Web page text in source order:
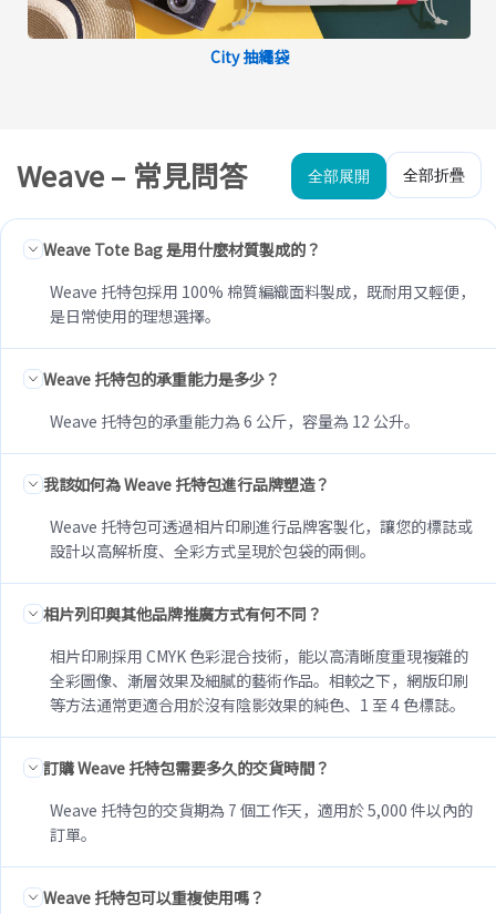
City 抽繩袋
Weave – 常見問答 全部展開 全部折疊
Weave Tote Bag 是用什麼材質製成的？
Weave 托特包採用 100% 棉質編織面料製成，既耐用又輕便，
是日常使用的理想選擇。
Weave 托特包的承重能力是多少？
Weave 托特包的承重能力為 6 公斤，容量為 12 公升。
我該如何為 Weave 托特包進行品牌塑造？
Weave 托特包可透過相片印刷進行品牌客製化，讓您的標誌或
設計以高解析度、全彩方式呈現於包袋的兩側。
相片列印與其他品牌推廣方式有何不同？
相片印刷採用 CMYK 色彩混合技術，能以高清晰度重現複雜的
全彩圖像、漸層效果及細膩的藝術作品。相較之下，網版印刷
等方法通常更適合用於沒有陰影效果的純色、1 至 4 色標誌。
訂購 Weave 托特包需要多久的交貨時間？
Weave 托特包的交貨期為 7 個工作天，適用於 5,000 件以內的
訂單。
Weave 托特包可以重複使用嗎？